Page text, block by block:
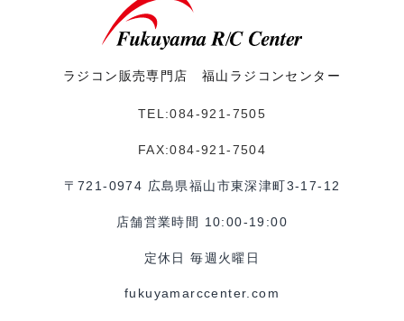
ラジコン販売専門店 福山ラジコンセンター
TEL:084-921-7505
FAX:084-921-7504
〒721-0974 広島県福山市東深津町3-17-12
店舗営業時間 10:00-19:00
定休日 毎週火曜日
fukuyamarccenter.com